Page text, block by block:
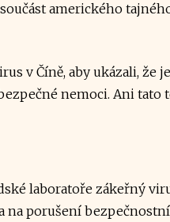
amerického
v Číně, aby ukázali, že
nemoci. Ani tato
laboratoře zákeřný
na porušení